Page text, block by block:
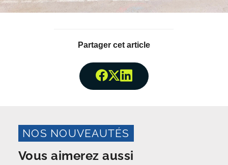
Partager cet article
Partager surFacebook
Partager surTwitter
Partager
NOS NOUVEAUTÉS
Vous aimerez aussi